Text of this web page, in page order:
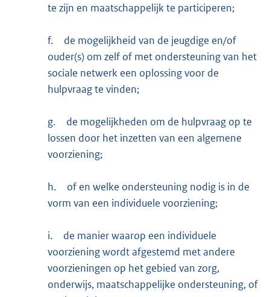
te zijn en maatschappelijk te participeren;
f.
de mogelijkheid van de jeugdige en/of
ouder(s) om zelf of met ondersteuning van het
sociale netwerk een oplossing voor de
hulpvraag te vinden;
g.
de mogelijkheden om de hulpvraag op te
lossen door het inzetten van een algemene
voorziening;
h.
of en welke ondersteuning nodig is in de
vorm van een individuele voorziening;
i.
de manier waarop een individuele
voorziening wordt afgestemd met andere
voorzieningen op het gebied van zorg,
onderwijs, maatschappelijke ondersteuning, of